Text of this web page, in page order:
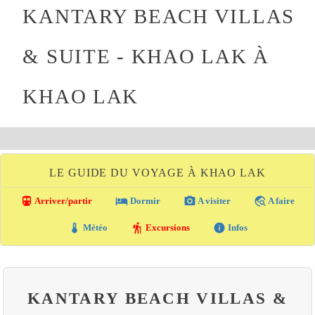
KANTARY BEACH VILLAS
& SUITE - KHAO LAK À
KHAO LAK
LE GUIDE DU VOYAGE À KHAO LAK
directions_transit Arriver/partir local_hotel Dormir photo_camera A visiter travel_explore A faire
thermostat Météo hiking Excursions info Infos
KANTARY BEACH VILLAS &